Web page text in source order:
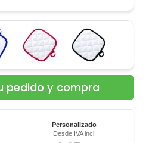
Personalizado
Desde IVA incl.
pedido y compra